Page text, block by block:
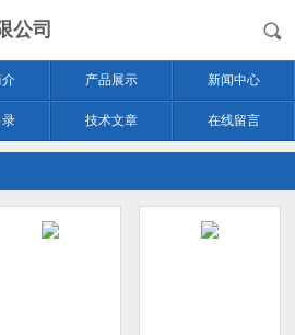
公司
产品展示 新闻中心
录 技术文章 在线留言